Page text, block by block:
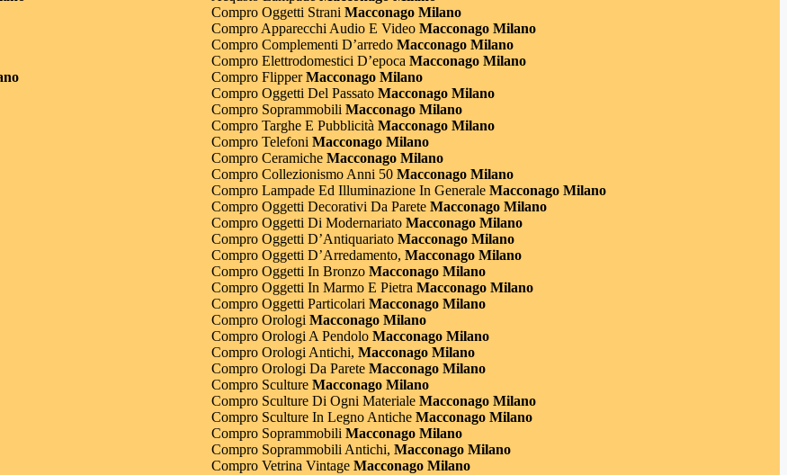
Compro Oggetti Strani Macconago Milano
Compro Apparecchi Audio E Video Macconago Milano
Compro Complementi D’arredo Macconago Milano
Compro Elettrodomestici D’epoca Macconago Milano
Compro FlipperMacconago Milano
Compro Oggetti Del Passato Macconago Milano
Compro Soprammobili Macconago Milano
Compro Targhe E Pubblicità Macconago Milano
Compro Telefoni Macconago Milano
Compro Ceramiche Macconago Milano
Compro Collezionismo Anni 50 Macconago Milano
Compro Lampade Ed Illuminazione In Generale Macconago Milano
Compro Oggetti Decorativi Da Parete Macconago Milano
Compro Oggetti Di Modernariato Macconago Milano
Compro Oggetti D’Antiquariato Macconago Milano
Compro Oggetti D’Arredamento, Macconago Milano
Compro Oggetti In Bronzo Macconago Milano
Compro Oggetti In Marmo E Pietra Macconago Milano
Compro Oggetti Particolari Macconago Milano
Compro Orologi Macconago Milano
Compro Orologi A Pendolo Macconago Milano
Compro Orologi Antichi, Macconago Milano
Compro Orologi Da Parete Macconago Milano
Compro Sculture Macconago Milano
Compro Sculture Di Ogni Materiale Macconago Milano
Compro Sculture In Legno Antiche Macconago Milano
Compro Soprammobili Macconago Milano
Compro Soprammobili Antichi, Macconago Milano
Compro Vetrina Vintage Macconago Milano